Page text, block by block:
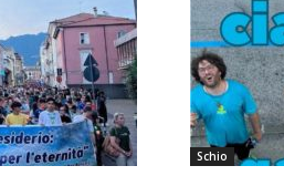
Schio